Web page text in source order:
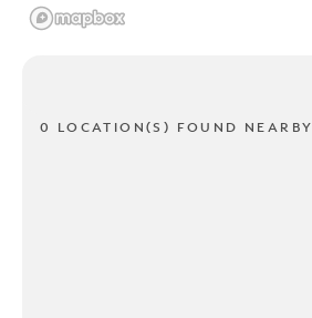
0 LOCATION(S) FOUND NEARBY